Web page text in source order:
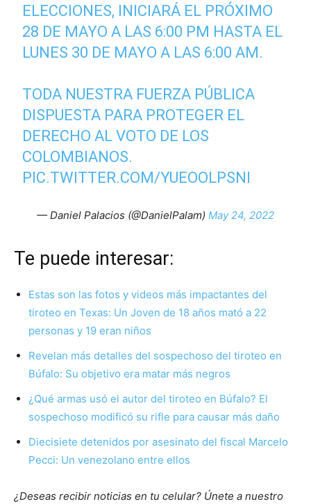
ELECCIONES, INICIARÁ EL PRÓXIMO
28 DE MAYO A LAS 6:00 PM HASTA EL
LUNES 30 DE MAYO A LAS 6:00 AM.
TODA NUESTRA FUERZA PÚBLICA
DISPUESTA PARA PROTEGER EL
DERECHO AL VOTO DE LOS
COLOMBIANOS.
PIC.TWITTER.COM/YUEOOLPSNI
— Daniel Palacios (@DanielPalam) May 24, 2022
Te puede interesar:
Estas son las fotos y videos más impactantes del
tiroteo en Texas: Un Joven de 18 años mató a 22
personas y 19 eran niños
Revelan más detalles del sospechoso del tiroteo en
Búfalo: Su objetivo era matar más negros
¿Qué armas usó el autor del tiroteo en Búfalo? El
sospechoso modificó su rifle para causar más daño
Diecisiete detenidos por asesinato del fiscal Marcelo
Pecci: Un venezolano entre ellos
¿Deseas recibir noticias en tu celular? Únete a nuestro